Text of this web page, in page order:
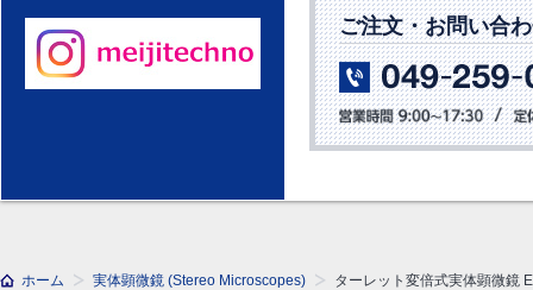
ご注文・お問い合
ホーム 実体顕微鏡 (Stereo Microscopes) ターレット変倍式実体顕微鏡